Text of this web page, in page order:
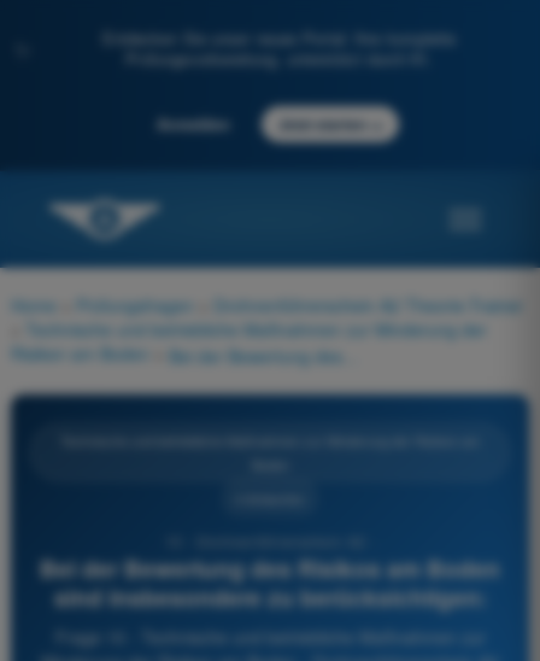
Entdecken Sie unser neues Portal: Ihre komplette
Prüfungsvorbereitung, unterstützt durch KI.
Anmelden Jetzt starten
Home Prüfungsfragen
Drohnenführerschein A2 Theorie-Trainer
Technische und betriebliche Maßnahmen zur Minderung der
Risiken am Boden
Bei der Bewertung des Risikos am Boden
sind insbesondere zu berücksichtigen:
Frage 10 - Technische und betriebliche Maßnahmen zur